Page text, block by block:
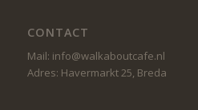
CONTACT
Mail: info@walkaboutcafe.nl
Adres: Havermarkt 25, Breda